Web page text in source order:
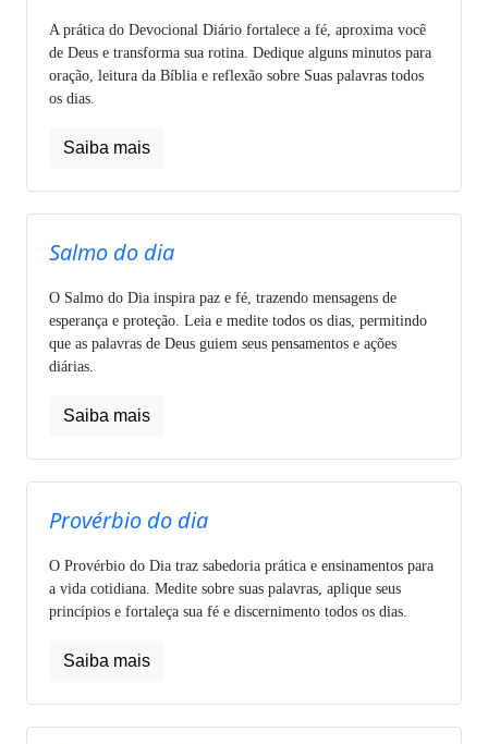
A prática do Devocional Diário fortalece a fé, aproxima você
de Deus e transforma sua rotina. Dedique alguns minutos para
oração, leitura da Bíblia e reflexão sobre Suas palavras todos
os dias.
Saiba mais
Salmo do dia
O Salmo do Dia inspira paz e fé, trazendo mensagens de
esperança e proteção. Leia e medite todos os dias, permitindo
que as palavras de Deus guiem seus pensamentos e ações
diárias.
Saiba mais
Provérbio do dia
O Provérbio do Dia traz sabedoria prática e ensinamentos para
a vida cotidiana. Medite sobre suas palavras, aplique seus
princípios e fortaleça sua fé e discernimento todos os dias.
Saiba mais